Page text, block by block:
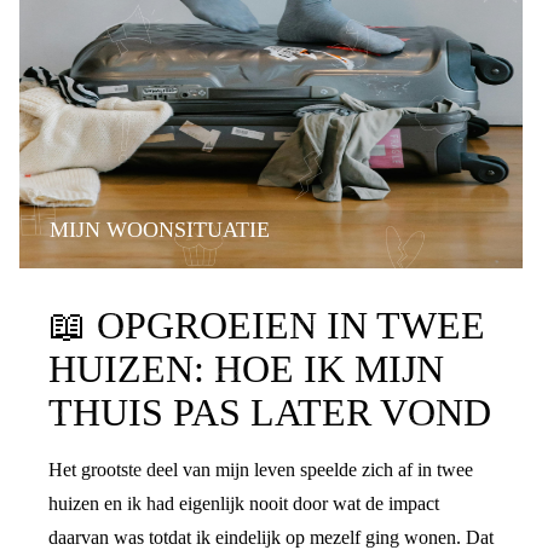
MIJN WOONSITUATIE
📖 OPGROEIEN IN TWEE
HUIZEN: HOE IK MIJN
THUIS PAS LATER VOND
Het grootste deel van mijn leven speelde zich af in twee
huizen en ik had eigenlijk nooit door wat de impact
daarvan was totdat ik eindelijk op mezelf ging wonen. Dat